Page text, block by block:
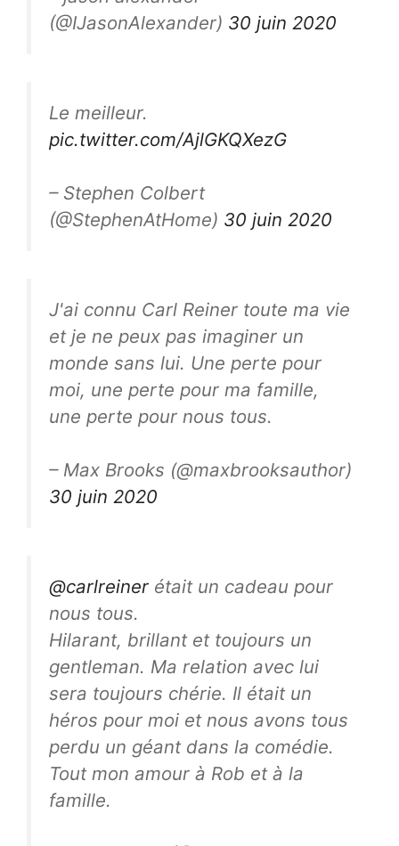
(@IJasonAlexander) 30 juin 2020
Le meilleur.
pic.twitter.com/AjlGKQXezG
– Stephen Colbert
(@StephenAtHome) 30 juin 2020
J'ai connu Carl Reiner toute ma vie
et je ne peux pas imaginer un
monde sans lui. Une perte pour
moi, une perte pour ma famille,
une perte pour nous tous.
– Max Brooks (@maxbrooksauthor)
30 juin 2020
@carlreiner était un cadeau pour
nous tous.
Hilarant, brillant et toujours un
gentleman. Ma relation avec lui
sera toujours chérie. Il était un
héros pour moi et nous avons tous
perdu un géant dans la comédie.
Tout mon amour à Rob et à la
famille.